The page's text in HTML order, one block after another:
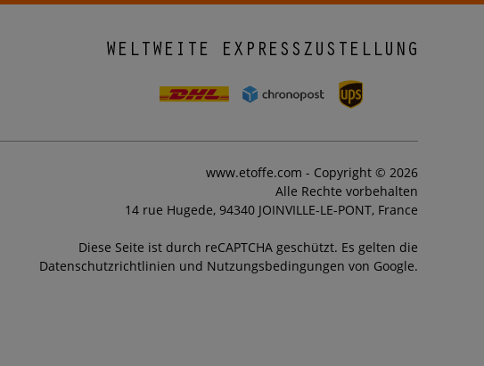
WELTWEITE EXPRESSZUSTELLUNG
www.etoffe.com - Copyright © 2026
Alle Rechte vorbehalten
14 rue Hugede, 94340 JOINVILLE-LE-PONT, France
Diese Seite ist durch reCAPTCHA geschützt. Es gelten die
Datenschutzrichtlinien und Nutzungsbedingungen von Google.